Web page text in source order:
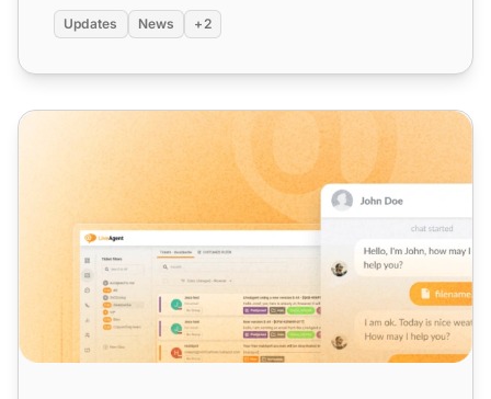
Updates News +2
LiveAgent kuised uuendused: jaanuar 2025